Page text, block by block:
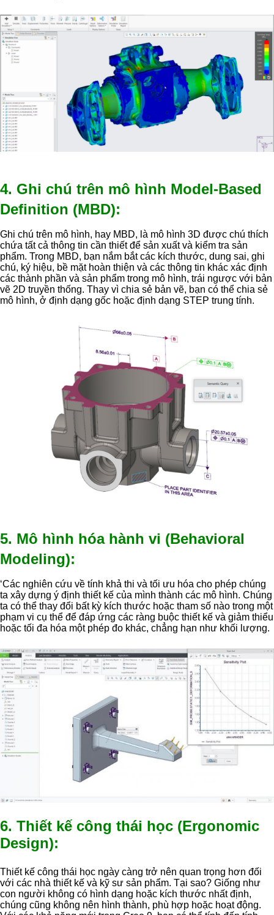
4. Ghi chú trên mô hình Model-Based
Definition (MBD):
Ghi chú trên mô hình, hay MBD, là mô hình 3D được chú thích
chứa tất cả thông tin cần thiết để sản xuất và kiểm tra sản
phẩm. Trong MBD, bạn nắm bắt các kích thước, dung sai, ghi
chú, ký hiệu, bề mặt hoàn thiện và các thông tin khác xác định
các thành phần và sản phẩm trong mô hình, trái ngược với bản
vẽ 2D truyền thống. Thay vì chia sẻ bản vẽ, bạn có thể chia sẻ
mô hình, ở định dạng gốc hoặc định dạng STEP trung tính.
5. Mô hình hóa hành vi (Behavioral
Modeling):
‘Các nghiên cứu về tính khả thi và tối ưu hóa cho phép chúng
ta xây dựng ý định thiết kế của mình thành các mô hình. Chúng
ta có thể thay đổi bất kỳ kích thước hoặc tham số nào trong một
phạm vi cụ thể để đáp ứng các ràng buộc thiết kế và giảm thiểu
hoặc tối đa hóa một phép đo khác, chẳng hạn như khối lượng.
6. Thiết kế công thái học (Ergonomic
Design):
Thiết kế công thái học ngày càng trở nên quan trọng hơn đối
với các nhà thiết kế và kỹ sư sản phẩm. Tại sao? Giống như
con người không có hình dạng hoặc kích thước nhất định,
chúng cũng không nên hình thành, phù hợp hoặc hoạt động.